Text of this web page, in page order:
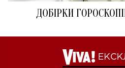
ДОБІРКИ